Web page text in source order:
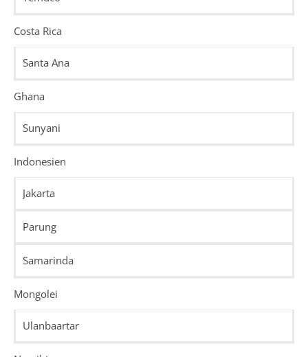
Costa Rica
Santa Ana
Ghana
Sunyani
Indonesien
Jakarta
Parung
Samarinda
Mongolei
Ulanbaartar